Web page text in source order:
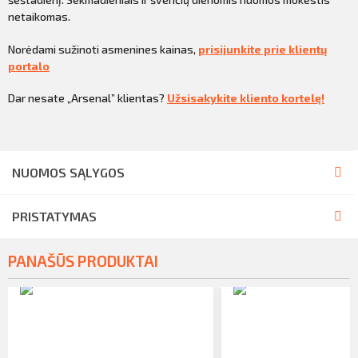
netaikomas.
Norėdami sužinoti asmenines kainas, prisijunkite prie klientų
portalo
Dar nesate „Arsenal” klientas? Užsisakykite kliento kortelę!
NUOMOS SĄLYGOS
PRISTATYMAS
PANAŠŪS PRODUKTAI